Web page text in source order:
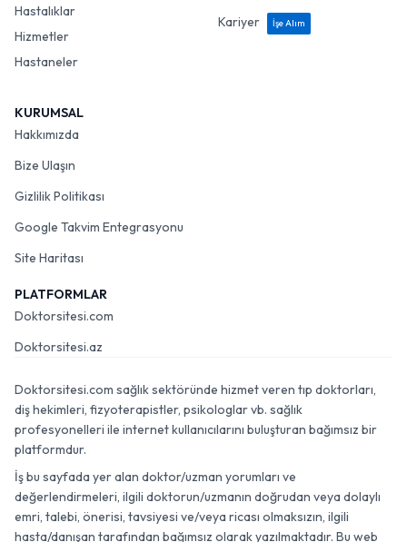
Hastalıklar
Hizmetler
Hastaneler
Kariyer
İşe Alım
KURUMSAL
Hakkımızda
Bize Ulaşın
Gizlilik Politikası
Google Takvim Entegrasyonu
Site Haritası
PLATFORMLAR
Doktorsitesi.com
Doktorsitesi.az
Doktorsitesi.com sağlık sektöründe hizmet veren tıp doktorları,
diş hekimleri, fizyoterapistler, psikologlar vb. sağlık
profesyonelleri ile internet kullanıcılarını buluşturan bağımsız bir
platformdur.
İş bu sayfada yer alan doktor/uzman yorumları ve
değerlendirmeleri, ilgili doktorun/uzmanın doğrudan veya dolaylı
emri, talebi, önerisi, tavsiyesi ve/veya ricası olmaksızın, ilgili
hasta/danışan tarafından bağımsız olarak yazılmaktadır. Bu web